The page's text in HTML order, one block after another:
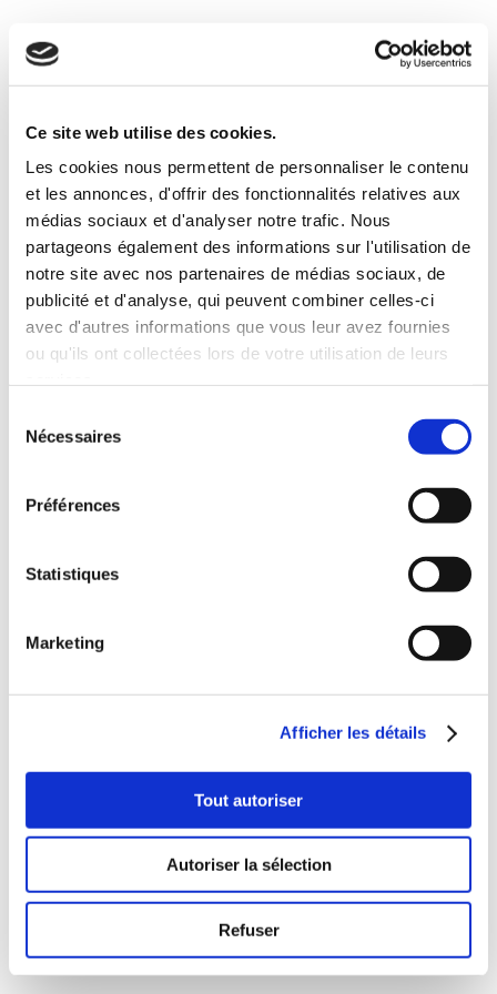
Ce site web utilise des cookies.
Les cookies nous permettent de personnaliser le contenu
et les annonces, d'offrir des fonctionnalités relatives aux
médias sociaux et d'analyser notre trafic. Nous
partageons également des informations sur l'utilisation de
notre site avec nos partenaires de médias sociaux, de
publicité et d'analyse, qui peuvent combiner celles-ci
avec d'autres informations que vous leur avez fournies
ou qu'ils ont collectées lors de votre utilisation de leurs
Nécessaires
Préférences
Statistiques
Marketing
Afficher les détails
Tout autoriser
Autoriser la sélection
Refuser
Je consens au traitement de mes données personnelles aquídescrito.
43 avenue du Président Pompidou
+33 0788494698
©2022 Laboratorios BABÉ S.L.